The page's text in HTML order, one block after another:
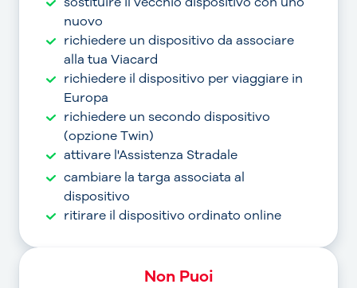
nuovo
richiedere un dispositivo da associare
alla tua Viacard
richiedere il dispositivo per viaggiare in
Europa
richiedere un secondo dispositivo
(opzione Twin)
attivare l'Assistenza Stradale
cambiare la targa associata al
dispositivo
ritirare il dispositivo ordinato online
Non Puoi